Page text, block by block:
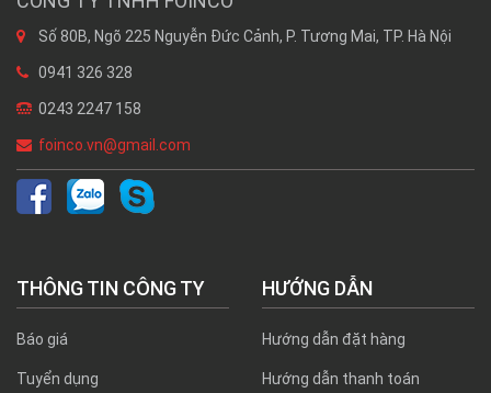
Số 80B, Ngõ 225 Nguyễn Đức Cảnh, P. Tương Mai, TP. Hà Nội
0941 326 328
0243 2247 158
foinco.vn@gmail.com
THÔNG TIN CÔNG TY
Báo giá
Tuyển dụng
HƯỚNG DẪN
Hướng dẫn đặt hàng
Hướng dẫn thanh toán